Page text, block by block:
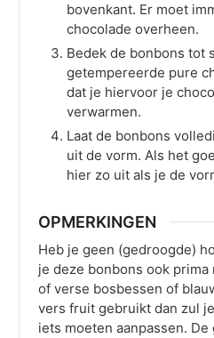
bovenkant. Er moet
chocolade overheen.
Bedek de bonbons tot
getempereerde pure
dat je hiervoor je
verwarmen.
Laat de bonbons
uit de vorm. Als het
hier zo uit als je de
OPMERKINGEN
Heb je geen (gedroogde)
je deze bonbons ook
of verse bosbessen of
vers fruit gebruikt dan zul
iets moeten aanpassen.